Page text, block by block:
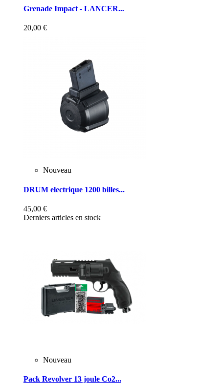
Grenade Impact - LANCER...
20,00 €
Nouveau
DRUM electrique 1200 billes...
45,00 €
Derniers articles en stock
Nouveau
Pack Revolver 13 joule Co2...